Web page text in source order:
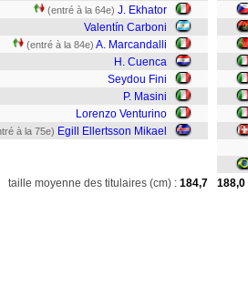
(entré à la 64e) J. Ekhator
Valentín Carboni
(entré à la 84e) A. Marcandalli
H. Cuenca
Seydou Fini
P. Masini
Lorenzo Venturino
à la 75e) Egill Ellertsson Mikael
taille moyenne des titulaires (cm) : 184,7 188,0